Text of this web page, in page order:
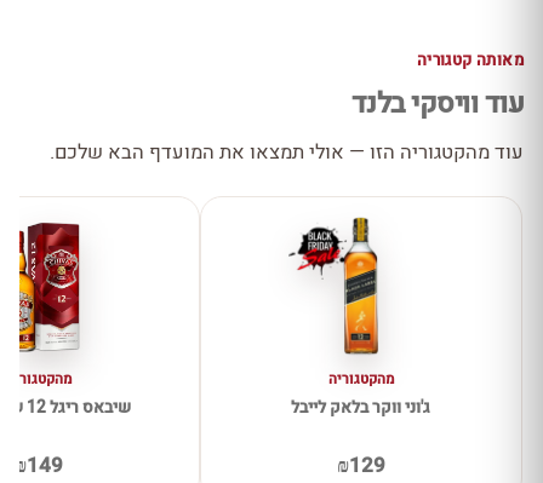
מאותה קטגוריה
עוד וויסקי בלנד
עוד מהקטגוריה הזו — אולי תמצאו את המועדף הבא שלכם.
מהקטגוריה
ג'וני ווקר בלאק לייבל
₪129
מהקטגוריה
שיבאס ריגל 12 שנה 1 ליטר
₪149